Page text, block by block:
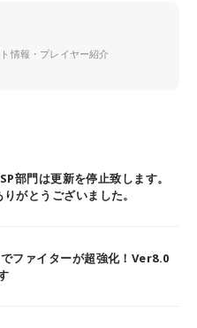
情報・プレイヤー紹介
部門は更新を停止致します。
がとうございました。
ファイターが超強化！Ver8.0